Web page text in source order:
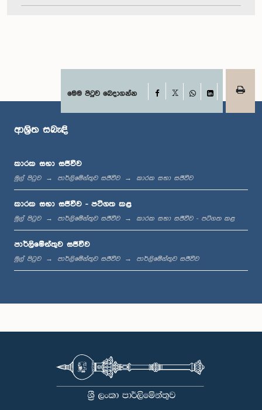
ප.ව. 12:02 - ප.ව. 12:10
ප.ව. 1:00 - ප.ව. 1:19
ප.ව. 1:19 - ප.ව. 1:31
ප.ව. 1:38 - ප.ව. 1:49
මෙම පිටුව බෙදාගන්න Facebook
WhatsApp
LinkedIn
ආශ්‍රිත සබැඳි
කාරක සභා සජීවීව
මුල් පිටුව පාර්ලිමේන්තුව සජීවීව කාරක සභා සජීවීව
කාරක සභා සජීවීව - පටිගත කළ
මුල් පිටුව පාර්ලිමේන්තුව සජීවීව කාරක සභා සජීවීව - පටිගත කළ
පාර්ලිමේන්තුව සජීවීව
මුල් පිටුව පාර්ලිමේන්තුව සජීවීව පාර්ලිමේන්තුව සජීවීව